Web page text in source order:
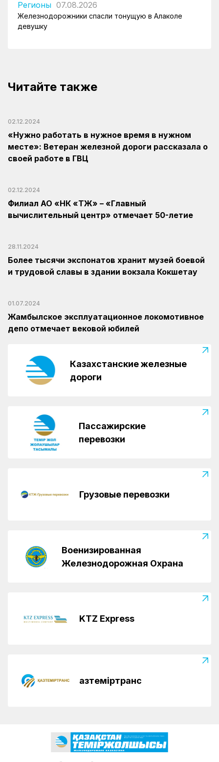
Регионы 07.08.2026
Железнодорожники спасли тонущую в Алаколе
девушку
Читайте также
02.12.2024
«Нужно работать в нужное время в нужном
месте»: Ветеран железной дороги рассказала о
своей работе в ГВЦ
02.12.2024
Филиал АО «НК «ҚТЖ» – «Главный
вычислительный центр» отмечает 50-летие
28.11.2024
Более тысячи экспонатов хранит музей боевой
и трудовой славы в здании вокзала Кокшетау
01.07.2024
Жамбылское эксплуатационное локомотивное
депо отмечает вековой юбилей
Казахстанские железные
дороги
Пассажирские
перевозки
Грузовые перевозки
Военизированная
Железнодорожная Охрана
KTZ Express
Қазтеміртранс